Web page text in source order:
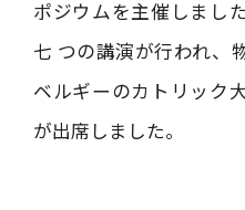
ポジウムを主催しまし
七 つの講演が行われ、
ベルギーのカトリック
が出席しました。